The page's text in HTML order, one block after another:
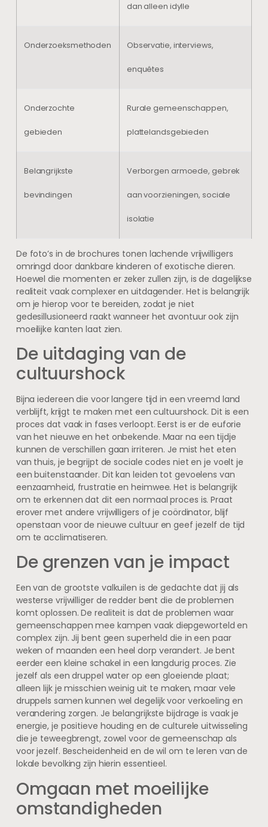
dan alleen idylle
Onderzoeksmethoden Observatie, interviews,
enquêtes
Onderzochte
gebieden
Rurale gemeenschappen,
plattelandsgebieden
Belangrijkste
bevindingen
Verborgen armoede, gebrek
aan voorzieningen, sociale
isolatie
De foto’s in de brochures tonen lachende vrijwilligers
omringd door dankbare kinderen of exotische dieren.
Hoewel die momenten er zeker zullen zijn, is de dagelijkse
realiteit vaak complexer en uitdagender. Het is belangrijk
om je hierop voor te bereiden, zodat je niet
gedesillusioneerd raakt wanneer het avontuur ook zijn
moeilijke kanten laat zien.
De uitdaging van de
cultuurshock
Bijna iedereen die voor langere tijd in een vreemd land
verblijft, krijgt te maken met een cultuurshock. Dit is een
proces dat vaak in fases verloopt. Eerst is er de euforie
van het nieuwe en het onbekende. Maar na een tijdje
kunnen de verschillen gaan irriteren. Je mist het eten
van thuis, je begrijpt de sociale codes niet en je voelt je
een buitenstaander. Dit kan leiden tot gevoelens van
eenzaamheid, frustratie en heimwee. Het is belangrijk
om te erkennen dat dit een normaal proces is. Praat
erover met andere vrijwilligers of je coördinator, blijf
openstaan voor de nieuwe cultuur en geef jezelf de tijd
om te acclimatiseren.
De grenzen van je impact
Een van de grootste valkuilen is de gedachte dat jij als
westerse vrijwilliger de redder bent die de problemen
komt oplossen. De realiteit is dat de problemen waar
gemeenschappen mee kampen vaak diepgeworteld en
complex zijn. Jij bent geen superheld die in een paar
weken of maanden een heel dorp verandert. Je bent
eerder een kleine schakel in een langdurig proces. Zie
jezelf als een druppel water op een gloeiende plaat;
alleen lijk je misschien weinig uit te maken, maar vele
druppels samen kunnen wel degelijk voor verkoeling en
verandering zorgen. Je belangrijkste bijdrage is vaak je
energie, je positieve houding en de culturele uitwisseling
die je teweegbrengt, zowel voor de gemeenschap als
voor jezelf. Bescheidenheid en de wil om te leren van de
lokale bevolking zijn hierin essentieel.
Omgaan met moeilijke
omstandigheden